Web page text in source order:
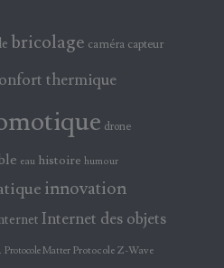
bricolage caméra capteur
thermique
drone
eau histoire humour
innovation
Internet des objets
Protocole Matter Protocole Z-Wave